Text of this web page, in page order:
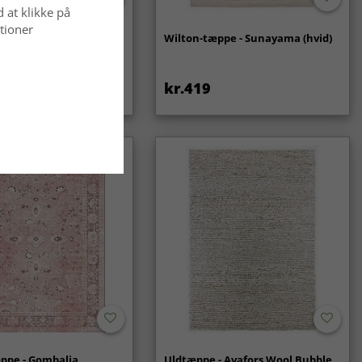
(creme) Wilton-tæppe - Sunayama (hvid)
kr.419
at klikke på